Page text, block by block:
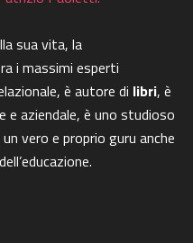
sua vita, la
i massimi esperti
è autore di libri, è
e aziendale, è uno studioso
vero e proprio guru anche